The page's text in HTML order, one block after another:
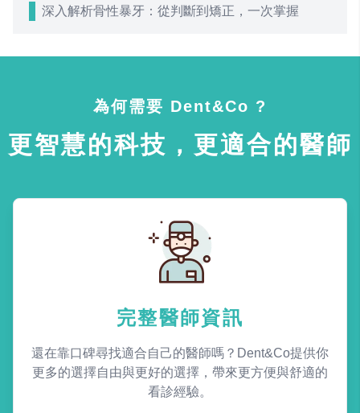
深入解析骨性暴牙：從判斷到矯正，一次掌握
為何需要 Dent&Co ?
更智慧的科技，更適合的醫師
完整醫師資訊
還在靠口碑尋找適合自己的醫師嗎？Dent&Co提供你
更多的選擇自由與更好的選擇，帶來更方便與舒適的
看診經驗。